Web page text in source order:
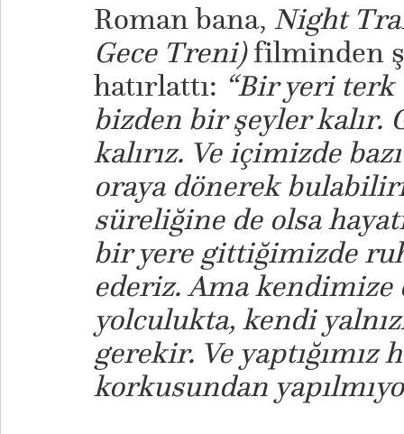
Roman bana, Night
Gece Treni)filminden
hatırlattı: “Bir yeri
bizden bir şeyler kalır.
kalırız. Ve içimizde
oraya dönerek
süreliğine de olsa
bir yere gittiğimizde
ederiz. Ama
yolculukta, kendi
gerekir. Ve yaptığımız
korkusundan